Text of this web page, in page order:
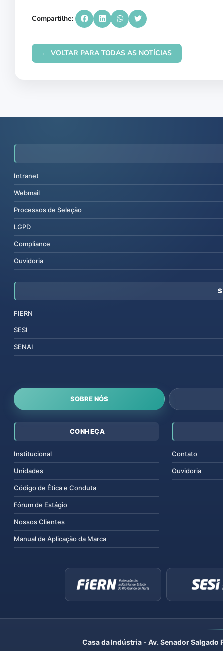
Compartilhe:
← VOLTAR PARA TODAS AS NOTÍCIAS
Intranet
Webmail
Processos de Seleção
LGPD
Compliance
Ouvidoria
FIERN
SESI
SENAI
SOBRE NÓS
CONHEÇA
Institucional
Unidades
Código de Ética e Conduta
Fórum de Estágio
Nossos Clientes
Manual de Aplicação da Marca
Contato
Ouvidoria
Casa da Indústria - Av. Senador